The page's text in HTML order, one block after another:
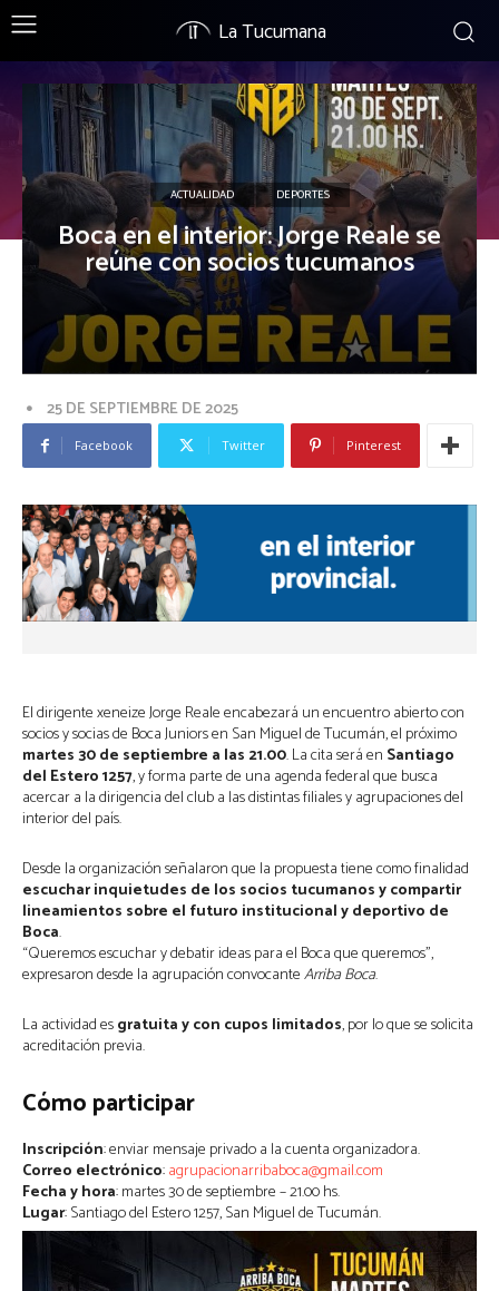
La Tucumana
ACTUALIDAD DEPORTES
Boca en el interior: Jorge Reale se
reúne con socios tucumanos
25 DE SEPTIEMBRE DE 2025
Facebook Twitter Pinterest
El dirigente xeneize Jorge Reale encabezará un encuentro abierto con
socios y socias de Boca Juniors en San Miguel de Tucumán, el próximo
martes 30 de septiembre a las 21.00. La cita será en Santiago
del Estero 1257, y forma parte de una agenda federal que busca
acercar a la dirigencia del club a las distintas filiales y agrupaciones del
interior del país.
Desde la organización señalaron que la propuesta tiene como finalidad
escuchar inquietudes de los socios tucumanos y compartir
lineamientos sobre el futuro institucional y deportivo de
Boca.
“Queremos escuchar y debatir ideas para el Boca que queremos”,
expresaron desde la agrupación convocanteArriba Boca.
La actividad esgratuita y con cupos limitados, por lo que se solicita
acreditación previa.
Cómo participar
Inscripción: enviar mensaje privado a la cuenta organizadora.
Correo electrónico:agrupacionarribaboca@gmail.com
Fecha y hora: martes 30 de septiembre – 21.00 hs.
Lugar: Santiago del Estero 1257, San Miguel de Tucumán.